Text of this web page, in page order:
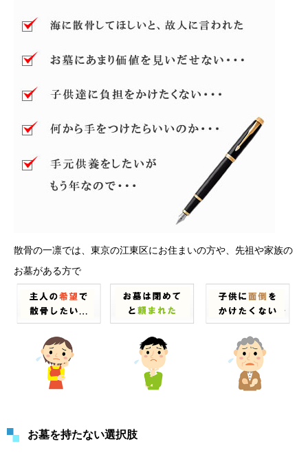
散骨の一凛では、東京の江東区にお住まいの方や、先祖や家族の
お墓がある方で
お墓を持たない選択肢